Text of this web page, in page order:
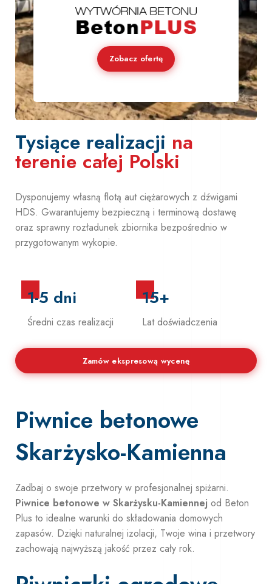
Zobacz ofertę
Tysiące realizacji na
terenie całej Polski
Dysponujemy własną flotą aut ciężarowych z dźwigami
HDS. Gwarantujemy bezpieczną i terminową dostawę
oraz sprawny rozładunek zbiornika bezpośrednio w
przygotowanym wykopie.
1-5 dni
Średni czas realizacji
15+
Lat doświadczenia
Zamów ekspresową wycenę
Piwnice betonowe
Skarżysko-Kamienna
Zadbaj o swoje przetwory w profesjonalnej spiżarni.
Piwnice betonowe w Skarżysku-Kamiennej od Beton
Plus to idealne warunki do składowania domowych
zapasów. Dzięki naturalnej izolacji, Twoje wina i przetwory
zachowają najwyższą jakość przez cały rok.